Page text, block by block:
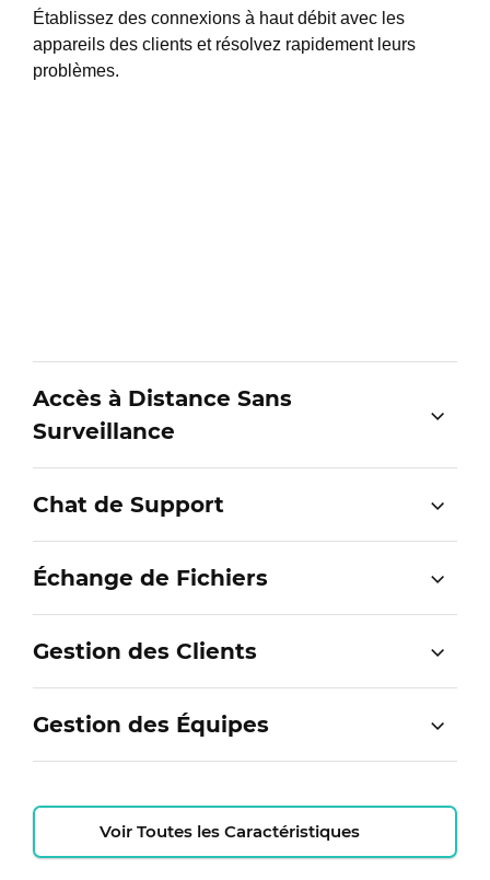
Établissez des connexions à haut débit avec les
appareils des clients et résolvez rapidement leurs
problèmes.
Accès à Distance Sans
Surveillance
Chat de Support
Échange de Fichiers
Gestion des Clients
Gestion des Équipes
Voir Toutes les Caractéristiques